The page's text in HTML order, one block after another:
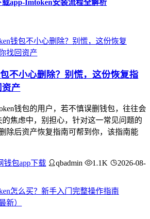
载app-Imtoken安装流程全解析
不小心删除？别慌，这份恢复指
资产
钱包的用户，若不慎误删钱包，往往会
的焦虑中，别担心，针对这一常见问题的
除后资产恢复指南可帮到你，该指南能
钱包app下载 qbadmin 1.1K
2026-08-